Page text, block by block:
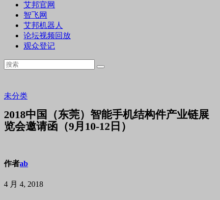
艾邦官网
智飞网
艾邦机器人
论坛视频回放
观众登记
未分类
2018中国（东莞）智能手机结构件产业链展
览会邀请函（9月10-12日）
作者ab
4 月 4, 2018